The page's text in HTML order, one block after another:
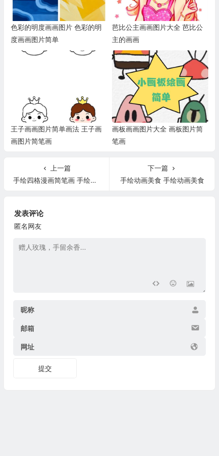
色彩的明度画画图片 色彩的明
度画画图片简单
芭比公主画画图片大全 芭比公
主的画画
王子画画图片简单画法 王子画
画图片简笔画
画板画画图片大全 画板图片简
笔画
上一篇
手绘四格漫画简笔画 手绘四格漫画简笔画最简单的近视防护
下一篇
手绘动画美食 手绘动画美食
发表评论
匿名网友
昵称
邮箱
网址
提交